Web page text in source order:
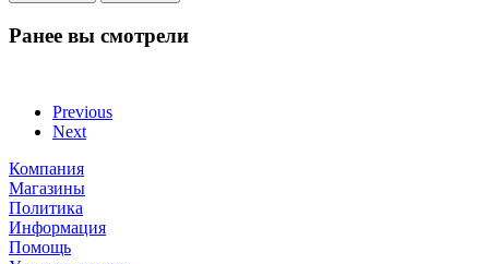
Ранее вы смотрели
Previous
Next
Компания
Магазины
Политика
Информация
Помощь